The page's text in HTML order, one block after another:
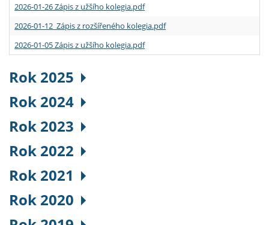
2026-01-26 Zápis z užšího kolegia.pdf
2026-01-12 Zápis z rozšířeného kolegia.pdf
2026-01-05 Zápis z užšího kolegia.pdf
Rok 2025
Rok 2024
Rok 2023
Rok 2022
Rok 2021
Rok 2020